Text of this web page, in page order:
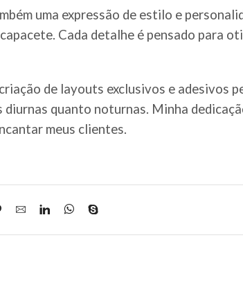
uma expressão de estilo e
Cada detalhe é pensado para
de layouts exclusivos e adesivos
quanto noturnas. Minha
meus clientes.